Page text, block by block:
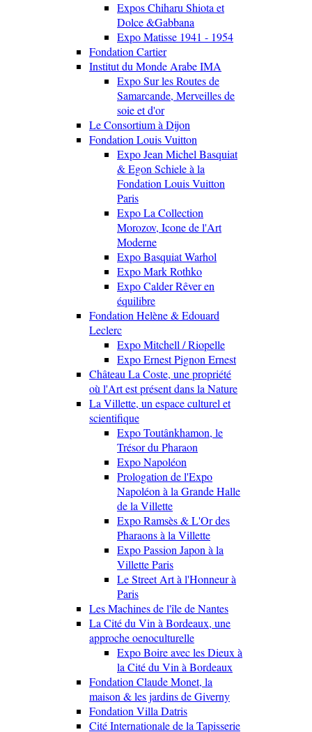
Expos Chiharu Shiota et
Dolce &Gabbana
Expo Matisse 1941 - 1954
Fondation Cartier
Institut du Monde Arabe IMA
Expo Sur les Routes de
Samarcande, Merveilles de
soie et d'or
Le Consortium à Dijon
Fondation Louis Vuitton
Expo Jean Michel Basquiat
& Egon Schiele à la
Fondation Louis Vuitton
Paris
Expo La Collection
Morozov, Icone de l'Art
Moderne
Expo Basquiat Warhol
Expo Mark Rothko
Expo Calder Rêver en
équilibre
Fondation Helène & Edouard
Leclerc
Expo Mitchell / Riopelle
Expo Ernest Pignon Ernest
Château La Coste, une propriété
où l'Art est présent dans la Nature
La Villette, un espace culturel et
scientifique
Expo Toutânkhamon, le
Trésor du Pharaon
Expo Napoléon
Prologation de l'Expo
Napoléon à la Grande Halle
de la Villette
Expo Ramsès & L'Or des
Pharaons à la Villette
Expo Passion Japon à la
Villette Paris
Le Street Art à l'Honneur à
Paris
Les Machines de l'île de Nantes
La Cité du Vin à Bordeaux, une
approche oenoculturelle
Expo Boire avec les Dieux à
la Cité du Vin à Bordeaux
Fondation Claude Monet, la
maison & les jardins de Giverny
Fondation Villa Datris
Cité Internationale de la Tapisserie